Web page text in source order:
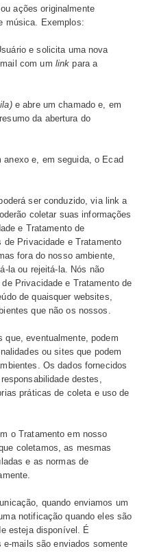
DADOS
constantemente, de
utilize apenas as
o tratamento de
por meio de programa
pessoais e analisamos
aspectos legal e
internas que
A SUA UTILIDADE
de texto enviados e
arquivos servem
a sua navegação
Ecad são enviados aos
conhecidos como